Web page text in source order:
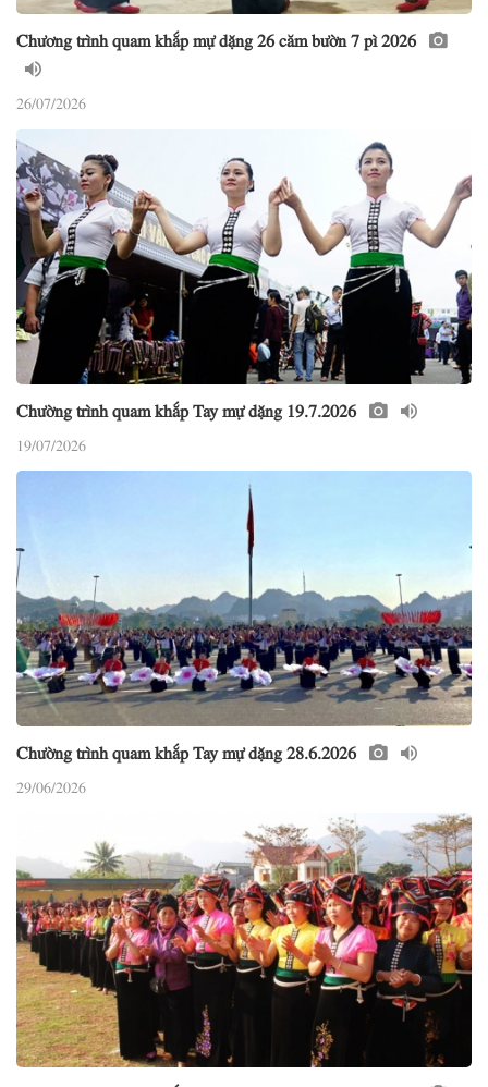
Chương trình quam khắp mự dặng 26 căm bườn 7 pì 2026
26/07/2026
Chường trình quam khắp Tay mự dặng 19.7.2026
19/07/2026
Chường trình quam khắp Tay mự dặng 28.6.2026
29/06/2026